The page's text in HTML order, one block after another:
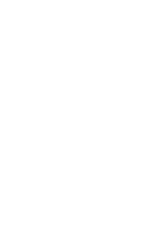
les visites
transports publics